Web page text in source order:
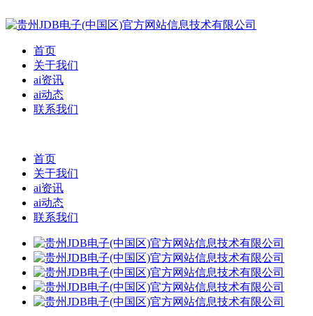
首页
关于我们
ai资讯
ai动态
联系我们
首页
关于我们
ai资讯
ai动态
联系我们